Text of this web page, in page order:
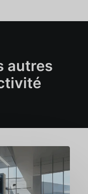
autres